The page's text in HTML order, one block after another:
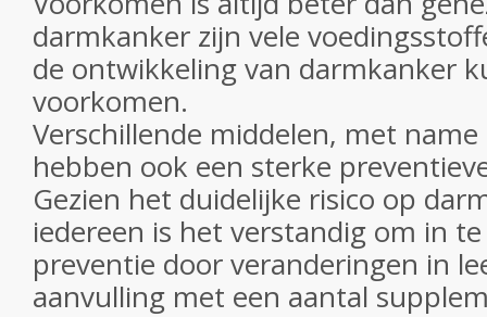
darmkanker zijn vele
de ontwikkeling van darmkanker
voorkomen.
Verschillende middelen, met
hebben ook een sterke
Gezien het duidelijke risico op
iedereen is het verstandig om in
preventie door veranderingen in
aanvulling met een aantal